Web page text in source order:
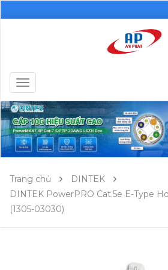
Toggle
navigation
Trang chủ
DINTEK
DINTEK PowerPRO Cat.5e E-Type
(1305-03030)